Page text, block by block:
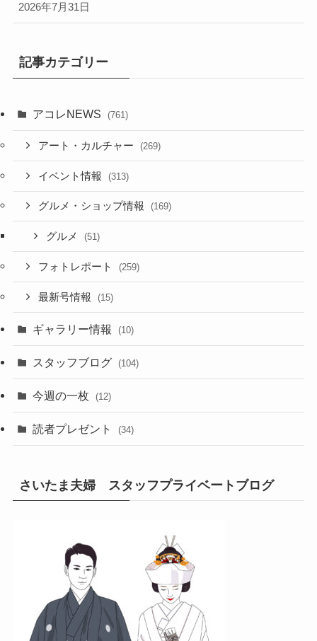
2026年7月31日
記事カテゴリー
アコレNEWS (761)
アート・カルチャー (269)
イベント情報 (313)
グルメ・ショップ情報 (169)
グルメ (51)
フォトレポート (259)
最新号情報 (15)
ギャラリー情報 (10)
スタッフブログ (104)
今週の一枚 (12)
読者プレゼント (34)
さいたま夫婦 スタッフプライベートブログ